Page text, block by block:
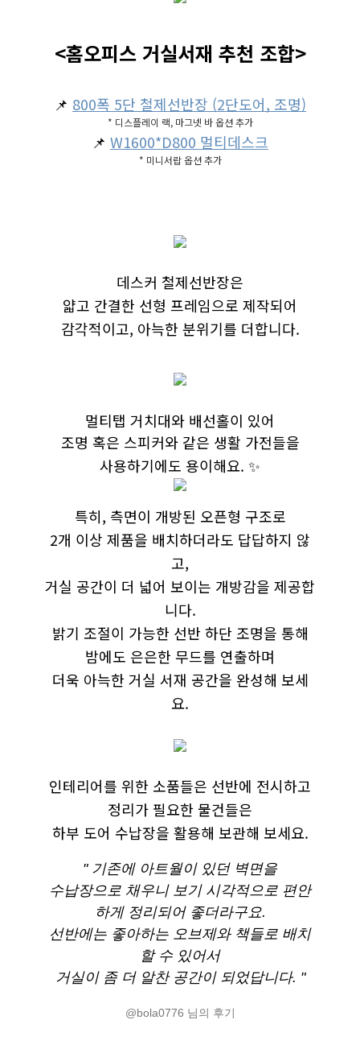
<홈오피스 거실서재 추천 조합>
📌 800폭 5단 철제선반장 (2단도어, 조명)
* 디스플레이 랙, 마그넷 바 옵션 추가
📌 W1600*D800 멀티데스크
* 미니서랍 옵션 추가
데스커 철제선반장은
얇고 간결한 선형 프레임으로 제작되어
감각적이고, 아늑한 분위기를 더합니다.
멀티탭 거치대와 배선홀이 있어
조명 혹은 스피커와 같은 생활 가전들을
사용하기에도 용이해요. ✨
특히, 측면이 개방된 오픈형 구조로
2개 이상 제품을 배치하더라도 답답하지 않
고,
거실 공간이 더 넓어 보이는 개방감을 제공합
니다.
밝기 조절이 가능한 선반 하단 조명을 통해
밤에도 은은한 무드를 연출하며
더욱 아늑한 거실 서재 공간을 완성해 보세
요.
인테리어를 위한 소품들은 선반에 전시하고
정리가 필요한 물건들은
하부 도어 수납장을 활용해 보관해 보세요.
" 기존에 아트월이 있던 벽면을
수납장으로 채우니 보기 시각적으로 편안
하게 정리되어 좋더라구요.
선반에는 좋아하는 오브제와 책들로 배치
할 수 있어서
거실이 좀 더 알찬 공간이 되었답니다. "
@bola0776 님의 후기